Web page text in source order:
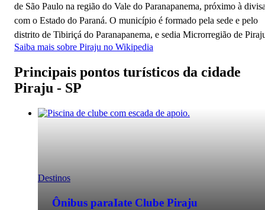
Destinos
de São Paulo na região do Vale do Paranapanema, próximo à
com o Estado do Paraná. O município é formado pela sede e pelo
distrito de Tibiriçá do Paranapanema, e sedia Microrregião de
Saiba mais sobre Piraju no Wikipedia
Principais pontos turísticos da cidade
Piraju - SP
Ônibus paraIate Clube Piraju